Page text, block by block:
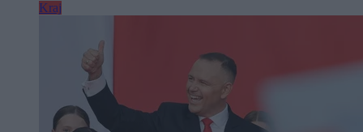
Kraj